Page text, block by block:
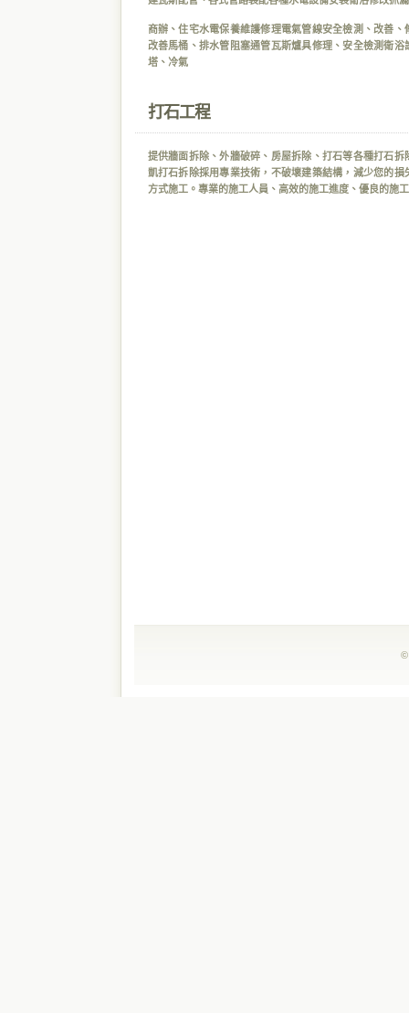
商辦、住宅水電保養維護修理電氣管線安全檢測、改善
改善馬桶、排水管阻塞通管瓦斯爐具修理、安全檢測衛
塔、冷氣
打石工程
提供牆面拆除、外牆破碎、房屋拆除、打石等各種打石
凱打石拆除採用專業技術，不破壞建築結構，減少您的
方式施工。專業的施工人員、高效的施工進度、優良的施
©